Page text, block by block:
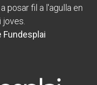
posar fil a l'agulla en
Fundesplai